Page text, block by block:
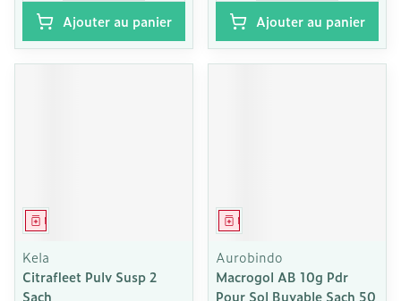
Ajouter au panier Ajouter au panier
Médicament
Kela
Citrafleet Pulv Susp 2
Sach
Médicament
Aurobindo
Macrogol AB 10g Pdr
Pour Sol Buvable Sach 50